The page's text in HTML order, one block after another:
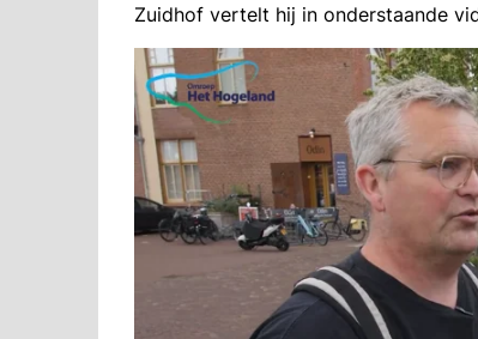
Zuidhof vertelt hij in onderstaande